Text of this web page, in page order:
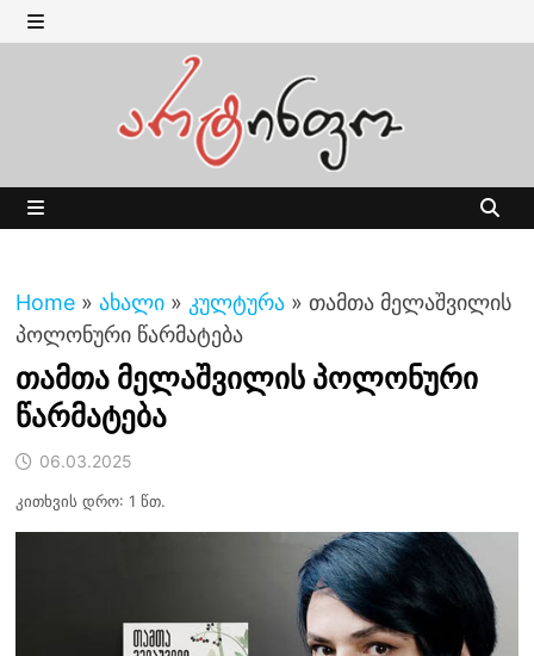
Skip
to MENU
Home » ახალი » კულტურა » თამთა მელაშვილის
პოლონური წარმატება
თამთა მელაშვილის პოლონური
წარმატება
06.03.2025
კითხვის დრო: 1 წთ.